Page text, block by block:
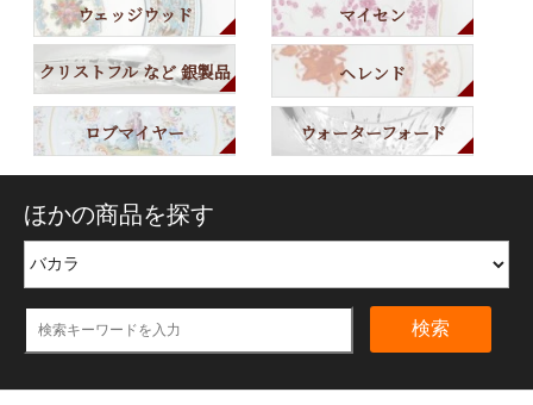
ウェッジウッド マイセン
クリストフル など 銀製品 ヘレンド
ロブマイヤー ウォーターフォード
ほかの商品を探す
検索